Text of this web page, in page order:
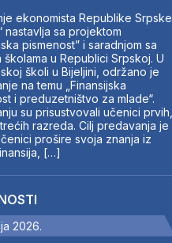
ekonomista Republike Srpske
nastavlja sa projektom
pismenost” i saradnjom sa
školama u Republici Srpskoj. U
školi u Bijeljini, održano je
na temu „Finansijska
i preduzetništvo za mlade“.
su prisustvovali učenici prvih,
razreda. Cilj predavanja je
prošire svoja znanja iz
[…]
2026.